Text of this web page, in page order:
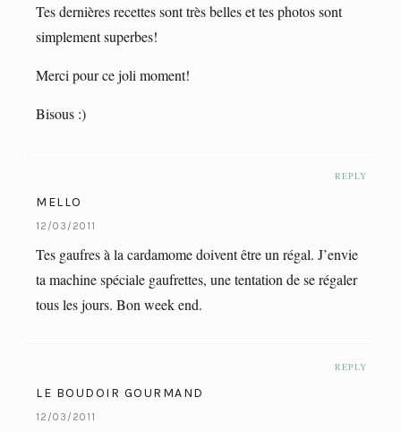
Tes dernières recettes sont très belles et tes photos sont
simplement superbes!
Merci pour ce joli moment!
Bisous :)
REPLY
MELLO
12/03/2011
Tes gaufres à la cardamome doivent être un régal. J’envie
ta machine spéciale gaufrettes, une tentation de se régaler
tous les jours. Bon week end.
REPLY
LE BOUDOIR GOURMAND
12/03/2011